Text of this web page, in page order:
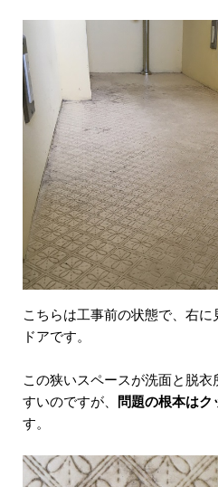
こちらは工事前の状態で、右
ドアです。
この狭いスペースが洗面と脱
すいのですが、 問題の根本は
す。